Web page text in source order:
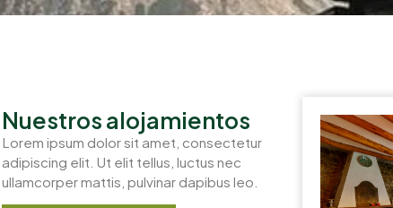
Nuestros alojamientos
Lorem ipsum dolor sit amet, consectetur
adipiscing elit. Ut elit tellus, luctus nec
ullamcorper mattis, pulvinar dapibus leo.